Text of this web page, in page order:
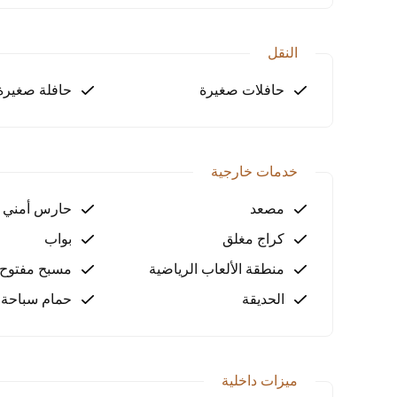
موقعها في يشيلباير يوفر لك التوازن المثالي بين
النقل
حافلات صغيرة حافلة
خدمات خارجية
مصعد حارس أمني
كراج مغلق
بواب
منطقة الألعاب الرياضية
مسبح مفتوح
الحديقة
حمام سباحة
ميزات داخلية